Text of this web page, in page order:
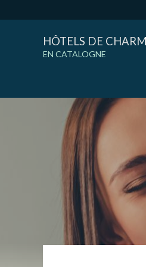
HÔTELS DE
EN CATALOGNE